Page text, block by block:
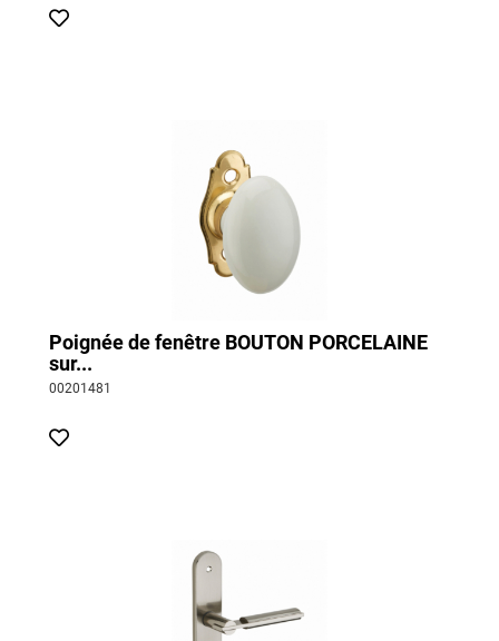
Poignée de fenêtre BOUTON PORCELAINE
sur...
00201481